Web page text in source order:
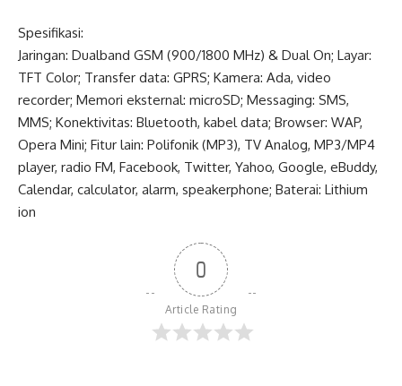
Spesifikasi:
Jaringan: Dualband GSM (900/1800 MHz) & Dual On; Layar:
TFT Color; Transfer data: GPRS; Kamera: Ada, video
recorder; Memori eksternal: microSD; Messaging: SMS,
MMS; Konektivitas: Bluetooth, kabel data; Browser: WAP,
Opera Mini; Fitur lain: Polifonik (MP3), TV Analog, MP3/MP4
player, radio FM, Facebook, Twitter, Yahoo, Google, eBuddy,
Calendar, calculator, alarm, speakerphone; Baterai: Lithium
ion
0
Article Rating